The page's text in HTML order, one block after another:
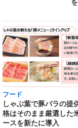
フード
しゃぶ葉で豚バラの
格はそのまま厳選した
ースを新たに導入